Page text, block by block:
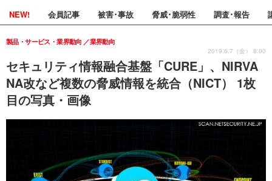
NEW! 会員記事 被害･事故 脅威･脆弱性 調査･報告
セキュリティ情報融合基盤「CURE」、NIRVA
NA改など複数の脅威情報を統合（NICT） 1枚
目の写真・画像
製品・サービス・業界動向 業界動向
2019.6.7（金） 8:00